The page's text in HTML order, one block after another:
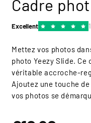
Cadre
Excellent
Mettez vos photos
photo Yeezy Slide. Ce
véritable accroche-
Ajoutez une touche
vos photos se